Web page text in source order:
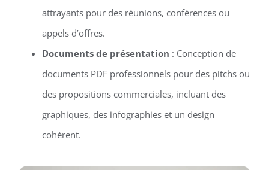
attrayants pour des réunions, conférences ou
appels d’offres.
Documents de présentation : Conception de
documents PDF professionnels pour des pitchs ou
des propositions commerciales, incluant des
graphiques, des infographies et un design
cohérent.